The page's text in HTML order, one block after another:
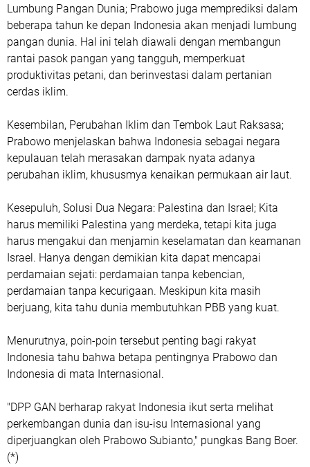
Lumbung Pangan Dunia; Prabowo juga memprediksi dalam
beberapa tahun ke depan Indonesia akan menjadi lumbung
pangan dunia. Hal ini telah diawali dengan membangun
rantai pasok pangan yang tangguh, memperkuat
produktivitas petani, dan berinvestasi dalam pertanian
cerdas iklim.
Kesembilan, Perubahan Iklim dan Tembok Laut Raksasa;
Prabowo menjelaskan bahwa Indonesia sebagai negara
kepulauan telah merasakan dampak nyata adanya
perubahan iklim, khususmya kenaikan permukaan air laut.
Kesepuluh, Solusi Dua Negara: Palestina dan Israel; Kita
harus memiliki Palestina yang merdeka, tetapi kita juga
harus mengakui dan menjamin keselamatan dan keamanan
Israel. Hanya dengan demikian kita dapat mencapai
perdamaian sejati: perdamaian tanpa kebencian,
perdamaian tanpa kecurigaan. Meskipun kita masih
berjuang, kita tahu dunia membutuhkan PBB yang kuat.
Menurutnya, poin-poin tersebut penting bagi rakyat
Indonesia tahu bahwa betapa pentingnya Prabowo dan
Indonesia di mata Internasional.
"DPP GAN berharap rakyat Indonesia ikut serta melihat
perkembangan dunia dan isu-isu Internasional yang
diperjuangkan oleh Prabowo Subianto," pungkas Bang Boer.
(*)